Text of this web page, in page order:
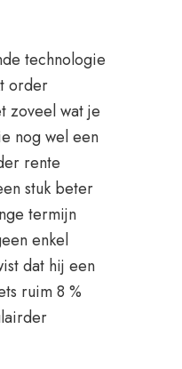
technologie
order
zoveel wat je
nog wel een
rente
stuk beter
termijn
enkel
dat hij een
ruim 8 %